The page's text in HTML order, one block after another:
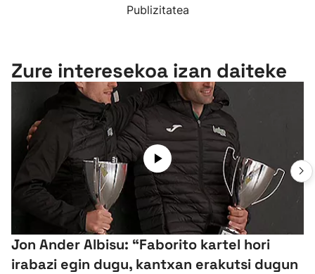
Publizitatea
Zure interesekoa izan daiteke
Jon Ander Albisu: “Faborito kartel hori
irabazi egin dugu, kantxan erakutsi dugun